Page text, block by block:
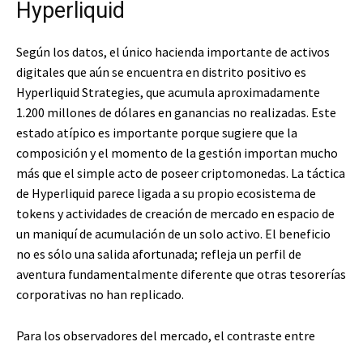
Hyperliquid
Según los datos, el único hacienda importante de activos
digitales que aún se encuentra en distrito positivo es
Hyperliquid Strategies, que acumula aproximadamente
1.200 millones de dólares en ganancias no realizadas. Este
estado atípico es importante porque sugiere que la
composición y el momento de la gestión importan mucho
más que el simple acto de poseer criptomonedas. La táctica
de Hyperliquid parece ligada a su propio ecosistema de
tokens y actividades de creación de mercado en espacio de
un maniquí de acumulación de un solo activo. El beneficio
no es sólo una salida afortunada; refleja un perfil de
aventura fundamentalmente diferente que otras tesorerías
corporativas no han replicado.
Para los observadores del mercado, el contraste entre